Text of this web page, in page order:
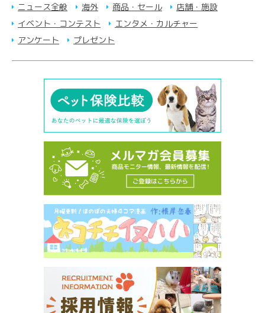
ニュース全般 海外 商品・セール
店舗・施設
イベント・コンテスト
エンタメ・カルチャー
アンケート
プレゼント